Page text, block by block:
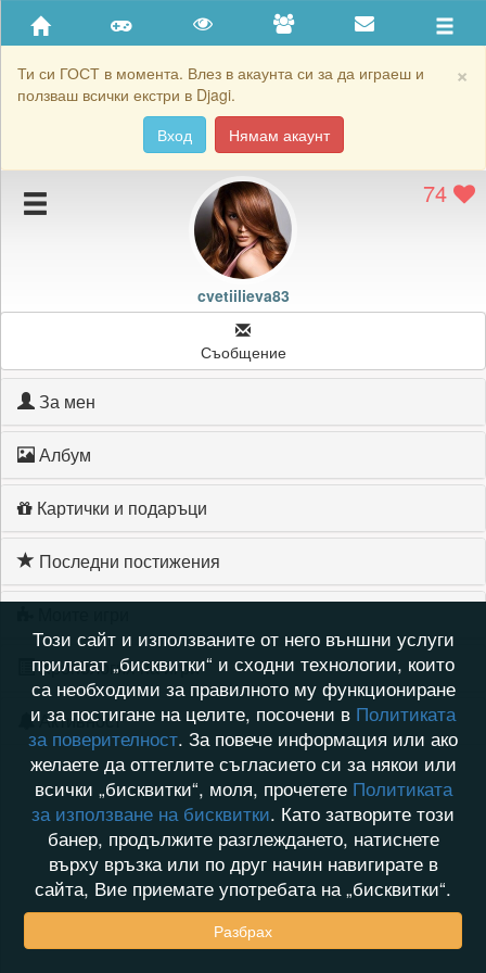
×
Ти си ГОСТ в момента. Влез в акаунта си за да играеш и
ползваш всички екстри в Djagi.
Вход
Нямам акаунт
Приятели
Хронология на игри
Подаръците на cvetiilieva83
Картичките на cvetiilieva83
Блокирай cvetiilieva83
74
cvetiilieva83
Съобщение
За мен
Албум
Картички и подаръци
Последни постижения
Хронология на игри
Активност
Този сайт и използваните от него външни услуги
прилагат „бисквитки“ и сходни технологии, които
са необходими за правилното му функциониране
и за постигане на целите, посочени в Политиката
за поверителност. За повече информация или ако
желаете да оттеглите съгласието си за някои или
всички „бисквитки“, моля, прочетете Политиката
за използване на бисквитки. Като затворите този
банер, продължите разглеждането, натиснете
върху връзка или по друг начин навигирате в
сайта, Вие приемате употребата на „бисквитки“.
Разбрах